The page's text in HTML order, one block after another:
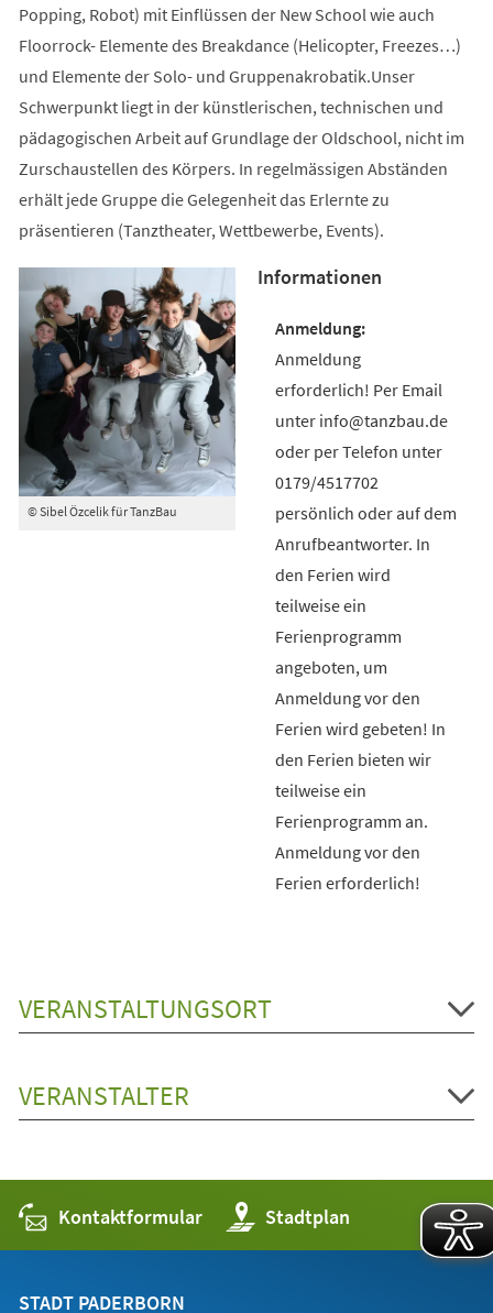
Popping, Robot) mit Einflüssen der New School wie auch
Floorrock- Elemente des Breakdance (Helicopter, Freezes…)
und Elemente der Solo- und Gruppenakrobatik.Unser
Schwerpunkt liegt in der künstlerischen, technischen und
pädagogischen Arbeit auf Grundlage der Oldschool, nicht im
Zurschaustellen des Körpers. In regelmässigen Abständen
erhält jede Gruppe die Gelegenheit das Erlernte zu
präsentieren (Tanztheater, Wettbewerbe, Events).
© Sibel Özcelik für TanzBau
Informationen
Anmeldung
erforderlich! Per Email
unter info@tanzbau.de
oder per Telefon unter
0179/4517702
persönlich oder auf dem
Anrufbeantworter. In
den Ferien wird
teilweise ein
Ferienprogramm
angeboten, um
Anmeldung vor den
Ferien wird gebeten! In
den Ferien bieten wir
teilweise ein
Ferienprogramm an.
Anmeldung vor den
Ferien erforderlich!
VERANSTALTUNGSORT
VERANSTALTER
Kontaktformular Stadtplan
(Öffnet
in
einem
STADT PADERBORN